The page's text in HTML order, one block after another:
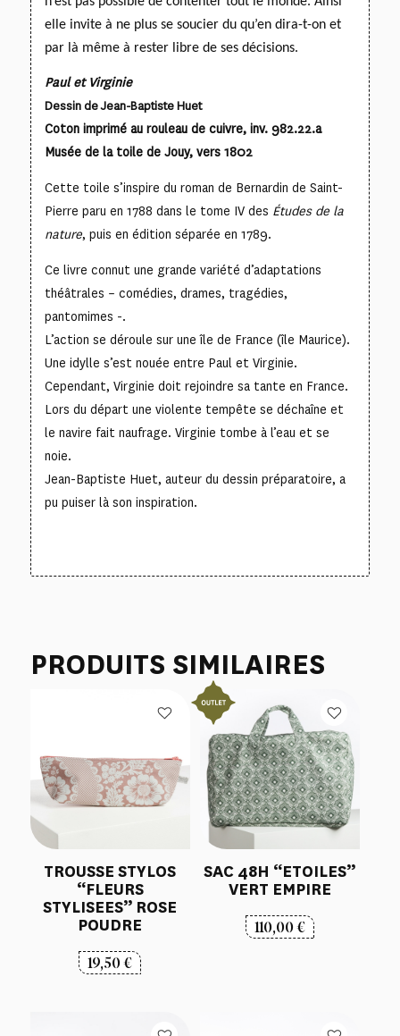
elle invite à ne plus se soucier du qu’en dira-t-onet
par là même à rester libre de ses décisions.
Paul et Virginie
Dessin de Jean-Baptiste Huet
Coton imprimé au rouleau de cuivre, inv. 982.22.a
Musée de la toile de Jouy, vers 1802
Cette toile s’inspire du roman de Bernardin de Saint-
Pierre paru en 1788 dans le tome IV des Études de la
nature, puis en édition séparée en 1789.
Ce livre connut une grande variété d’adaptations
théâtrales – comédies, drames, tragédies,
pantomimes -.
L’action se déroule sur une île de France (île Maurice).
Une idylle s’est nouée entre Paul et Virginie.
Cependant, Virginie doit rejoindre sa tante en France.
Lors du départ une violente tempête se déchaîne et
le navire fait naufrage. Virginie tombe à l’eau et se
noie.
Jean-Baptiste Huet, auteur du dessin préparatoire, a
pu puiser là son inspiration.
PRODUITS SIMILAIRES
TROUSSE STYLOS
“FLEURS
STYLISEES” ROSE
POUDRE
19,50€
SAC 48H “ETOILES”
VERT EMPIRE
110,00€